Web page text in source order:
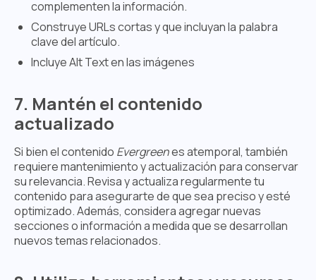
complementen la información.
Construye URLs cortas y que incluyan la palabra
clave del artículo.
Incluye Alt Text en las imágenes
7. Mantén el contenido
actualizado
Si bien el contenido Evergreenes atemporal, también
requiere mantenimiento y actualización para conservar
su relevancia. Revisa y actualiza regularmente tu
contenido para asegurarte de que sea preciso y esté
optimizado. Además, considera agregar nuevas
secciones o información a medida que se desarrollan
nuevos temas relacionados.